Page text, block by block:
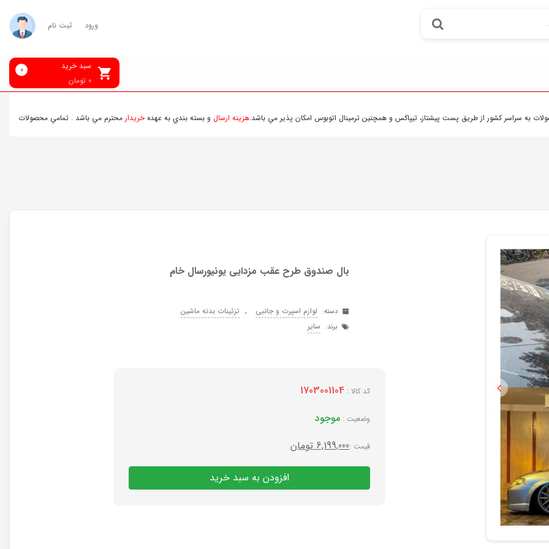
ورود ثبت نام
سبد خرید
0 تومان
0
کشور از طريق پست پيشتاز، تيپاکس و همچنين ترمينال اتوبوس امکان پذير مي باشد.هزينه ارسالو بسته بندي به عهدهخريدارمحترم مي باشد . تمامي محصولات ارسالي قبل از
Previous
بال صندوق طرح عقب مزدایی یونیورسال خام
دسته: لوازم اسپرت و جانبی , تزئینات بدنه ماشین
برند: سایر
کد کالا : 1703001104
وضعیت : موجود
قیمت :6,199,000 تومان
افزودن به سبد خرید